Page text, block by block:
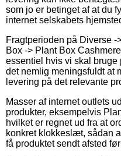
som jo er betinget af at du
internet selskabets
Fragtperioden på Diverse
Box -> Plant Box
essentiel hvis vi skal bruge
det nemlig meningsfuldt at
levering på det relevante
Masser af internet outlets
produkter, eksempelvis
hvilket er regnet ud fra at
konkret klokkeslæt, sådan
få produktet sendt afsted